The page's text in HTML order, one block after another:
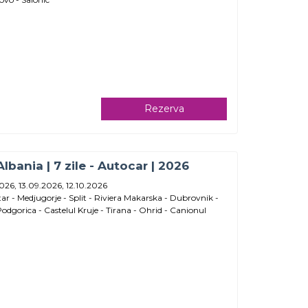
Rezerva
| 7 zile - Autocar | 2026
13.09.2026, 12.10.2026
- Medjugorje - Split - Riviera Makarska - Dubrovnik -
- Castelul Kruje - Tirana - Ohrid - Canionul